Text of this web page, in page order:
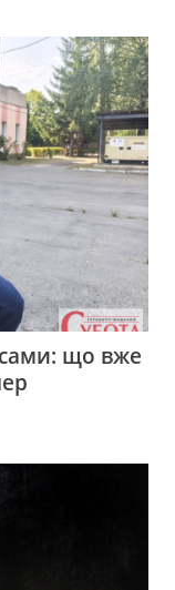
що вже